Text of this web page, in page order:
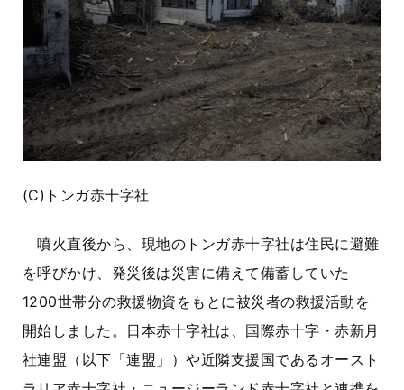
(C)トンガ赤十字社
噴火直後から、現地のトンガ赤十字社は住民に避難
を呼びかけ、発災後は災害に備えて備蓄していた
1200世帯分の救援物資をもとに被災者の救援活動を
開始しました。日本赤十字社は、国際赤十字・赤新月
社連盟（以下「連盟」）や近隣支援国であるオースト